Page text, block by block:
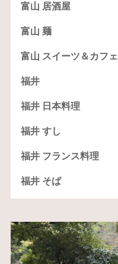
富山 居酒屋
富山 麺
富山 スイーツ＆カフェ
福井
福井 日本料理
福井 すし
福井 フランス料理
福井 そば